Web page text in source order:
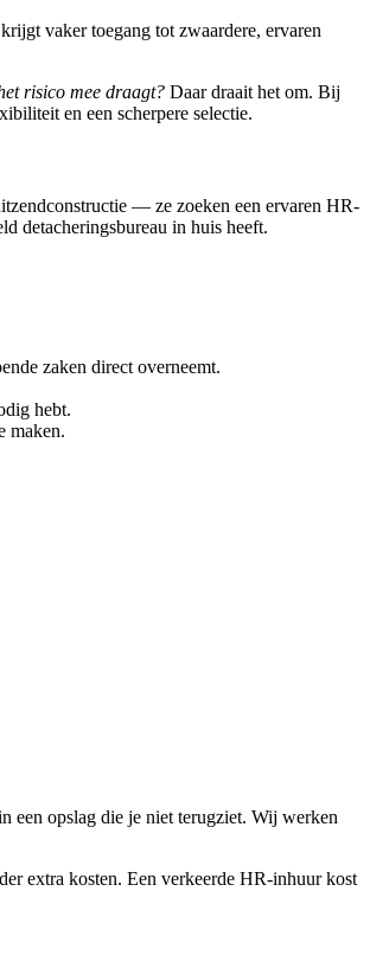
vaker toegang tot zwaardere, ervaren
risico mee draagt? Daar draait het om. Bij
en een scherpere selectie.
— ze zoeken een ervaren HR-
detacheringsbureau in huis heeft.
zaken direct overneemt.
hebt.
maken.
een opslag die je niet terugziet. Wij werken
extra kosten. Een verkeerde HR-inhuur kost